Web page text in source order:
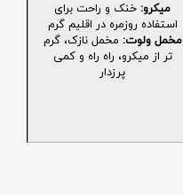
میکرو: خنک و راحت برای
استفاده روزمره در اقلیم گرم
مخمل ولوت: مخمل نازک، گرم
تر از میکرو، راه راه و کمی
پرزدار